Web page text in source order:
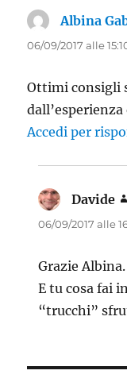
Albina
06/09/2017 alle
Ottimi consigli
dall’esperienza
Accedi per
Davide
06/09/2017 alle
Grazie Albina.
E tu cosa fai
“trucchi”